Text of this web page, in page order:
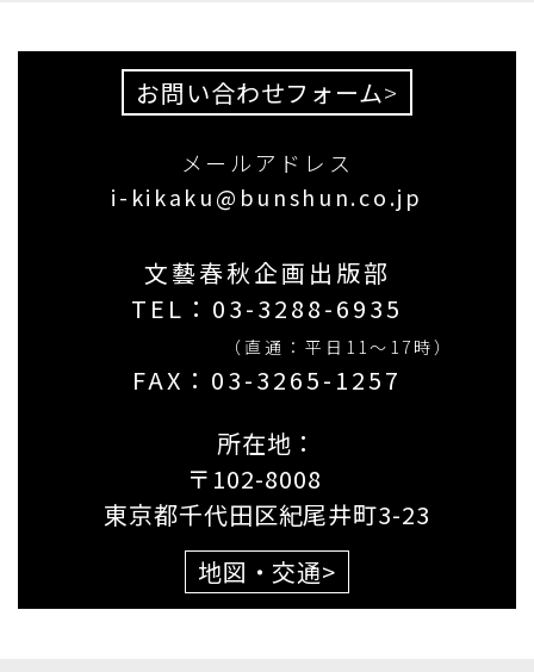
お問い合わせフォーム>
メールアドレス
i-kikaku@bunshun.co.jp
文藝春秋企画出版部
TEL： 03-3288-6935
（直通：平日11〜17時）
FAX：03-3265-1257
所在地：
〒102-8008
東京都千代田区紀尾井町3-23
地図・交通>